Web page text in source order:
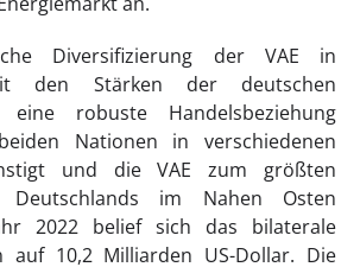
Diversifizierung der VAE in
den Stärken der deutschen
robuste Handelsbeziehung
Nationen in verschiedenen
und die VAE zum größten
Deutschlands im Nahen Osten
2022 belief sich das bilaterale
auf 10,2 Milliarden US-Dollar. Die